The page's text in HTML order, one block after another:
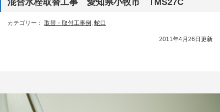
混合水栓取替工事 愛知県小牧市 TMS27C
カテゴリー： 取替・取付工事例 , 蛇口
2011年4月26日更新